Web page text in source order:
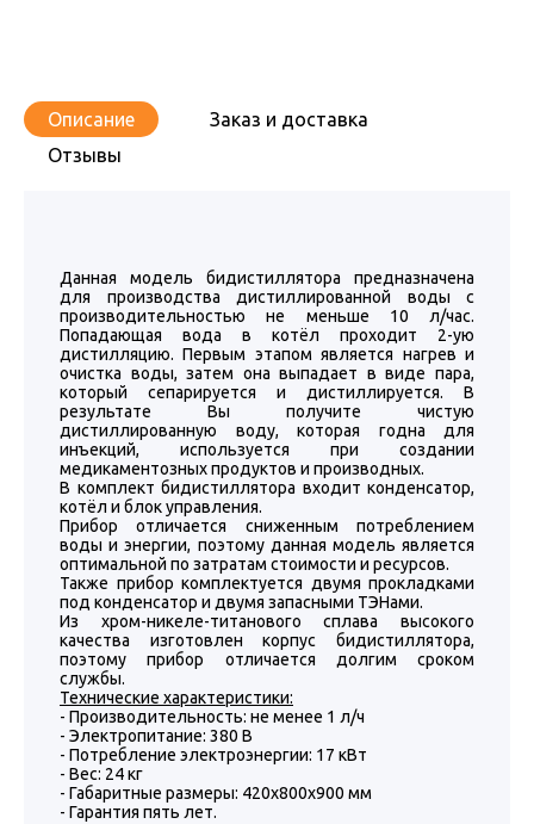
Описание
Заказ и доставка
Отзывы
Данная модель бидистиллятора предназначена
для производства дистиллированной воды с
производительностью не меньше 10 л/час.
Попадающая вода в котёл проходит 2-ую
дистилляцию. Первым этапом является нагрев и
очистка воды, затем она выпадает в виде пара,
который сепарируется и дистиллируется. В
результате Вы получите чистую
дистиллированную воду, которая годна для
инъекций, используется при создании
медикаментозных продуктов и производных.
В комплект бидистиллятора входит конденсатор,
котёл и блок управления.
Прибор отличается сниженным потреблением
воды и энергии, поэтому данная модель является
оптимальной по затратам стоимости и ресурсов.
Также прибор комплектуется двумя прокладками
под конденсатор и двумя запасными ТЭНами.
Из хром-никеле-титанового сплава высокого
качества изготовлен корпус бидистиллятора,
поэтому прибор отличается долгим сроком
службы.
Технические характеристики:
- Производительность: не менее 1 л/ч
- Электропитание: 380 В
- Потребление электроэнергии: 17 кВт
- Вес: 24 кг
- Габаритные размеры: 420х800х900 мм
- Гарантия пять лет.